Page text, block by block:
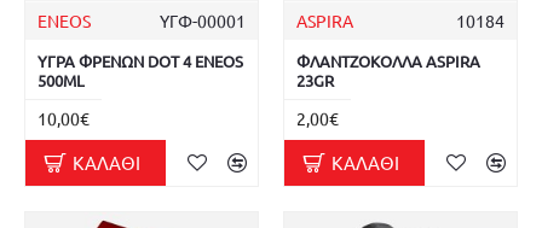
ENEOS ΥΓΦ-00001
ΥΓΡΑ ΦΡΕΝΩΝ DOT 4 ENEOS
500ML
10,00€
ΚΑΛΆΘΙ
ASPIRA 10184
ΦΛΑΝΤΖΟΚΟΛΛΑ ASPIRA
23GR
2,00€
ΚΑΛΆΘΙ